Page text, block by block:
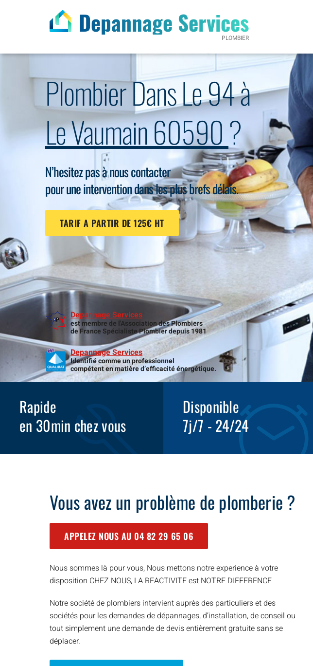
Depannage Services
PLOMBIER
Plombier Dans Le 94 à
Le Vaumain 60590?
N’hesitez pas à nous contacter
pour une intervention dans les plus brefs délais.
TARIF A PARTIR DE 125€ HT
Depannage Services
est membre de l'Association des Plombiers
de France Spécialiste Plombier depuis 1981
Depannage Services
Identifié comme un professionnel
compétent en matière d’efficacité énergétique.
Rapide
en 30min chez vous
Disponible
7j/7 - 24/24
Vous avez un problème de plomberie ?
APPELEZ NOUS AU 04 82 29 65 06
Nous sommes là pour vous, Nous mettons notre experience à votre
disposition CHEZ NOUS, LA REACTIVITE est NOTRE DIFFERENCE
Notre société de plombiers intervient auprès des particuliers et des
sociétés pour les demandes de dépannages, d’installation, de conseil ou
tout simplement une demande de devis entièrement gratuite sans se
déplacer.